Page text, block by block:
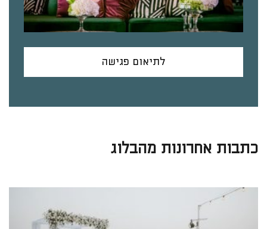
לתיאום פגישה
כתבות אחרונות מהבלוג